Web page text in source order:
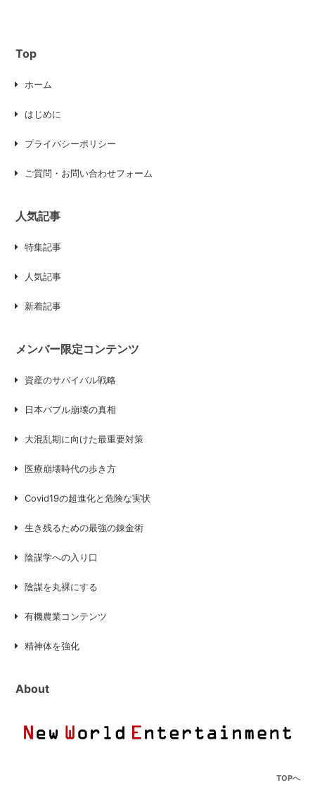
Top
ホーム
はじめに
プライバシーポリシー
ご質問・お問い合わせフォーム
人気記事
特集記事
人気記事
新着記事
メンバー限定コンテンツ
資産のサバイバル戦略
日本バブル崩壊の真相
大混乱期に向けた最重要対策
医療崩壊時代の歩き方
Covid19の超進化と危険な実状
生き残るための最強の錬金術
陰謀学への入り口
陰謀を丸裸にする
有機農業コンテンツ
精神体を強化
About
TOPへ